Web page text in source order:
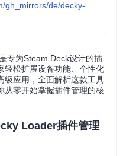
gh_mirrors/de/decky-
专为Steam Deck设计的插
轻松扩展设备功能、个性化
级应用，全面解析这款工具
从零开始掌握插件管理的核
Loader插件管理